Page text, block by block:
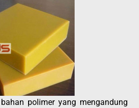
polimer yang mengandung